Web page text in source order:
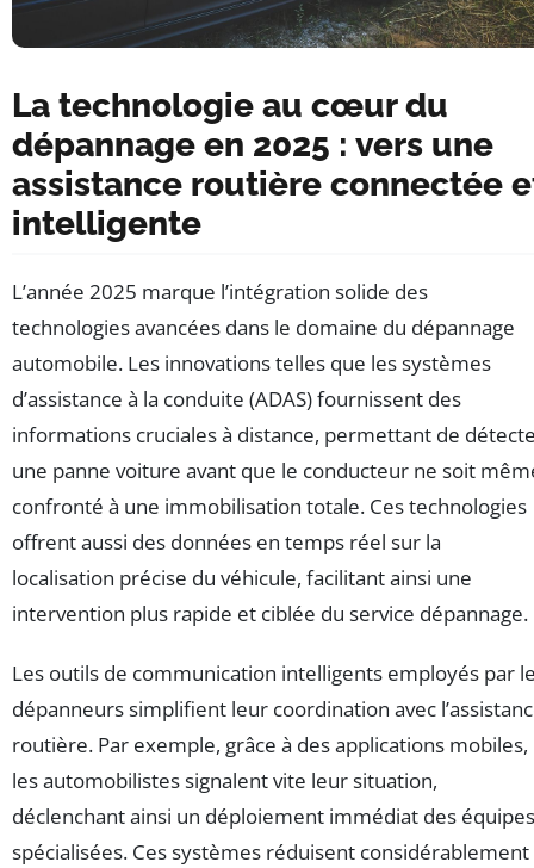
La technologie au cœur du
dépannage en 2025 : vers une
assistance routière connectée
intelligente
L’année 2025 marque l’intégration solide des
technologies avancées dans le domaine du dépannage
automobile. Les innovations telles que les systèmes
d’assistance à la conduite (ADAS) fournissent des
informations cruciales à distance, permettant de
une panne voiture avant que le conducteur ne soit
confronté à une immobilisation totale. Ces technologies
offrent aussi des données en temps réel sur la
localisation précise du véhicule, facilitant ainsi une
intervention plus rapide et ciblée du service dépannage.
Les outils de communication intelligents employés par
dépanneurs simplifient leur coordination avec
routière. Par exemple, grâce à des applications mobiles,
les automobilistes signalent vite leur situation,
déclenchant ainsi un déploiement immédiat des équipes
spécialisées. Ces systèmes réduisent considérablement